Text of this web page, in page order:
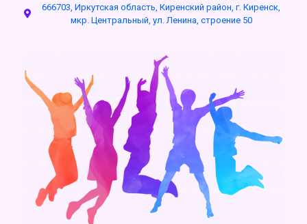
666703, Иркутская область, Киренский район, г. Киренск,
мкр. Центральный, ул. Ленина, строение 50